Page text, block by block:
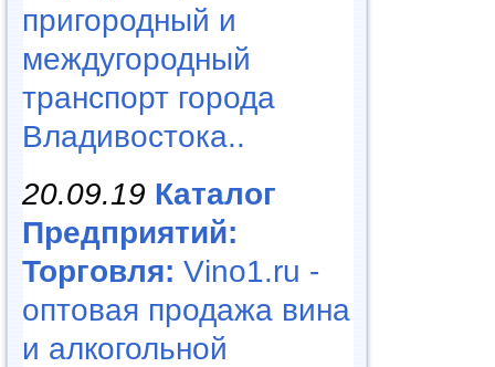
пригородный и
междугородный
транспорт города
Владивостока..
20.09.19 Каталог
Предприятий:
Торговля: Vino1.ru -
оптовая продажа вина
и алкогольной